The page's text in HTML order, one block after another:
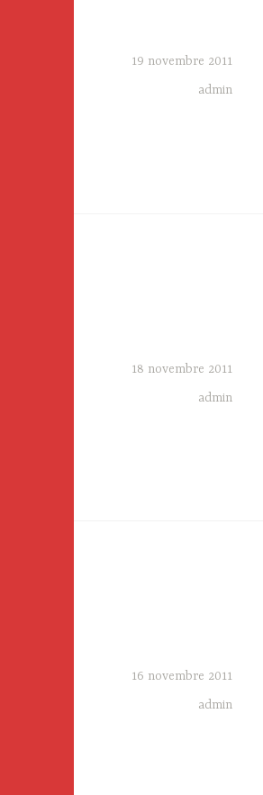
19 novembre 2011
admin
18 novembre 2011
admin
16 novembre 2011
admin